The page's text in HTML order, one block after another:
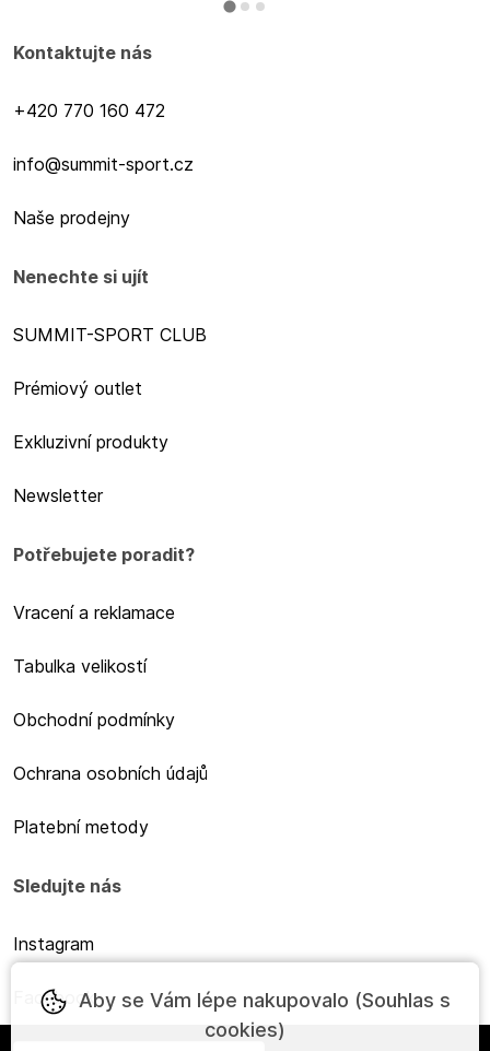
Kontaktujte nás
+420 770 160 472
info@summit-sport.cz
Naše prodejny
Nenechte si ujít
SUMMIT-SPORT CLUB
Prémiový outlet
Exkluzivní produkty
Newsletter
Potřebujete poradit?
Vracení a reklamace
Tabulka velikostí
Obchodní podmínky
Ochrana osobních údajů
Platební metody
Sledujte nás
Instagram
FacebookAby se Vám lépe nakupovalo (Souhlas s
cookies)